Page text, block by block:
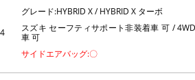
4
グレード:HYBRID X / HYBRID X ターボ
スズキ セーフティサポート非装着車 可 / 4WD
車 可
サイドエアバッグ:〇